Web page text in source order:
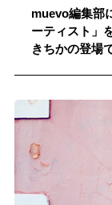
#男性シンガー
#ヒップホップ
プレスリリース
会社概要
記事リクエスト
ログイン
muevo編集部
ーティスト」
きちかの登場